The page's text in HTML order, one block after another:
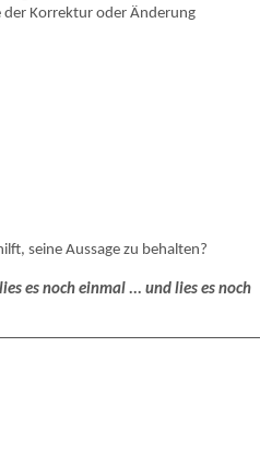
der Korrektur oder Änderung
seine Aussage zu behalten?
es noch einmal ... und lies es noch